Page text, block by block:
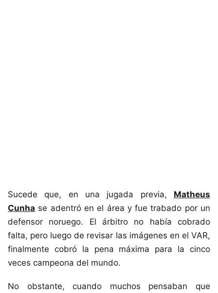
Sucede que, en una jugada previa, Matheus
Cunha se adentró en el área y fue trabado por un
defensor noruego. El árbitro no había cobrado
falta, pero luego de revisar las imágenes en el VAR,
finalmente cobró la pena máxima para la cinco
veces campeona del mundo.
No obstante, cuando muchos pensaban que